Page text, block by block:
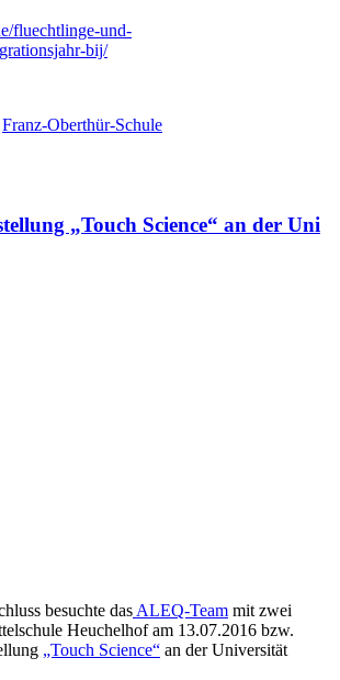
fluechtlinge-und-
bij/
Franz-Oberthür-Schule
„Touch Science“ an der Uni
besuchte das ALEQ-Team mit zwei
Heuchelhof am 13.07.2016 bzw.
„Touch Science“ an der Universität